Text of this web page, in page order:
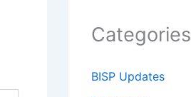
Categories
BISP Updates